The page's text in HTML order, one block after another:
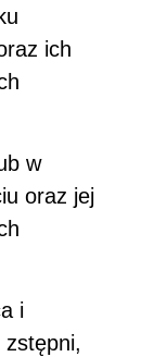
ich
w
oraz jej
i